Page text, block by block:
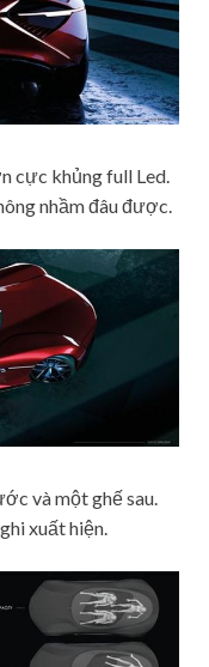
cực khủng full Led.
nhầm đâu được.
và một ghế sau.
xuất hiện.